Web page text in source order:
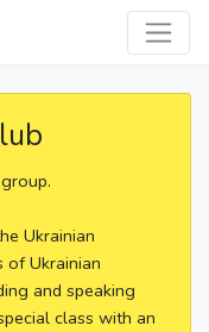
Ukrainian
of Ukrainian
and speaking
class with an